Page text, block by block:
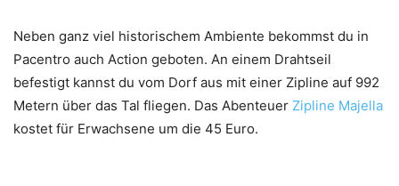
Neben ganz viel historischem Ambiente bekommst du in
Pacentro auch Action geboten. An einem Drahtseil
befestigt kannst du vom Dorf aus mit einer Zipline auf 992
Metern über das Tal fliegen. Das Abenteuer Zipline Majella
kostet für Erwachsene um die 45 Euro.